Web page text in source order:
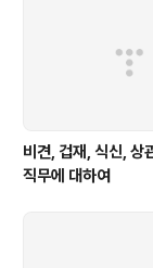
비견, 겁재, 식신, 상
직무에 대하여